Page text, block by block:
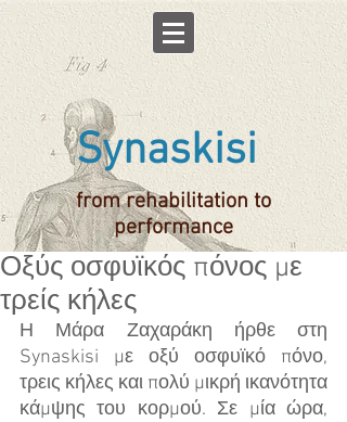
Synaskisi
from rehabilitation to
performance
Οξύς οσφυϊκός πόνος με
τρείς κήλες
Η Μάρα Ζαχαράκη ήρθε στη
Synaskisi με οξύ οσφυϊκό πόνο,
τρεις κήλες και πολύ μικρή ικανότητα
κάμψης του κορμού. Σε μία ώρα,